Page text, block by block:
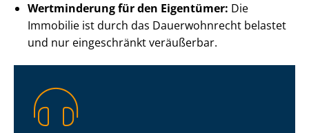
Wertminderung für den Eigentümer: Die
Immobilie ist durch das Dauerwohnrecht belastet
und nur eingeschränkt veräußerbar.